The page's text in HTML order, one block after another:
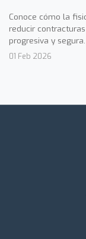
Conoce cómo la
reducir
progresiva y segura.
01 Feb 2026